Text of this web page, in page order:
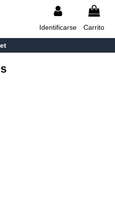
Identificarse Carrito